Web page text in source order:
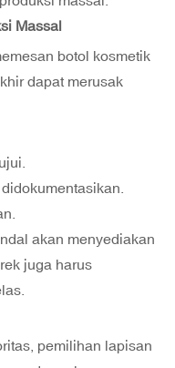
Massal
botol kosmetik
dapat merusak
akan menyediakan
juga harus
pemilihan lapisan